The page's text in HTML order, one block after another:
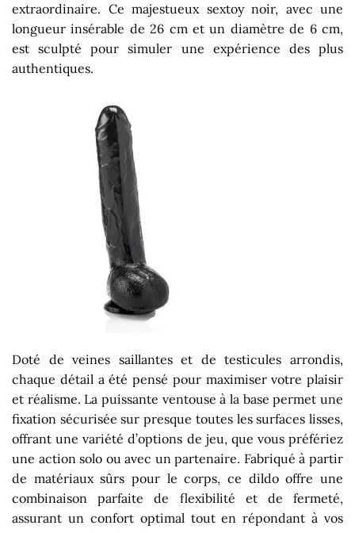
extraordinaire. Ce majestueux sextoy noir, avec une
longueur insérable de 26 cm et un diamètre de 6 cm,
est sculpté pour simuler une expérience des plus
authentiques.
Doté de veines saillantes et de testicules arrondis,
chaque détail a été pensé pour maximiser votre plaisir
et réalisme. La puissante ventouse à la base permet une
fixation sécurisée sur presque toutes les surfaces lisses,
offrant une variété d’options de jeu, que vous préfériez
une action solo ou avec un partenaire. Fabriqué à partir
de matériaux sûrs pour le corps, ce dildo offre une
combinaison parfaite de flexibilité et de fermeté,
assurant un confort optimal tout en répondant à vos